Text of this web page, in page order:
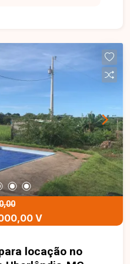
V
locação no